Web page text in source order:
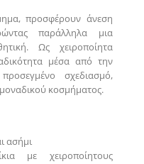
προσφέρουν άνεση
παράλληλα μια
Ως χειροποίητα
μέσα από την
σχεδιασμό,
κοσμήματος.
ασήμι
με χειροποίητους